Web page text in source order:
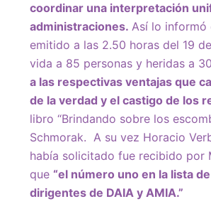
coordinar una interpretación
administraciones. Así lo informó
emitido a las 2.50 horas del 19
vida a 85 personas y heridas a
a las respectivas ventajas que
de la verdad y el castigo de los
libro “Brindando sobre los
Schmorak. A su vez Horacio
había solicitado fue recibido por
que “el número uno en la lista
dirigentes de DAIA y AMIA.”